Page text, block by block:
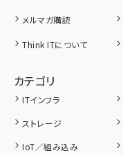
メルマガ購読
Think ITについて
カテゴリ
ITインフラ
ストレージ
IoT／組み込み